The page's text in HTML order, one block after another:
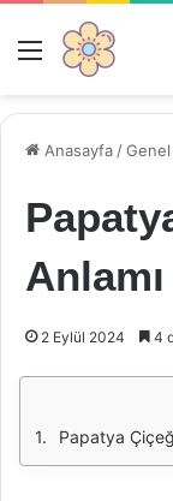
Menü
Anasayfa /Genel
2 Eylül 2024 4
Papatya